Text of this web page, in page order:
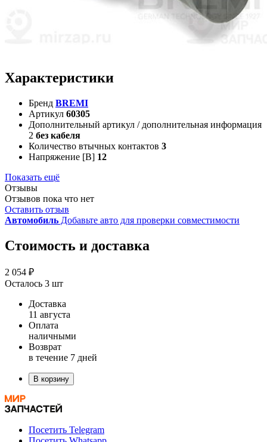
Характеристики
Бренд BREMI
Артикул 60305
Дополнительный артикул / дополнительная информация
2 без кабеля
Количество втычных контактов 3
Напряжение [В] 12
Показать ещё
Отзывы
Отзывов пока что нет
Оставить отзыв
Автомобиль Добавьте авто для проверки совместимости
Стоимость и доставка
2 054 ₽
Осталось 3 шт
Доставка
11 августа
Оплата
наличными
Возврат
в течение 7 дней
В корзину
Посетить Telegram